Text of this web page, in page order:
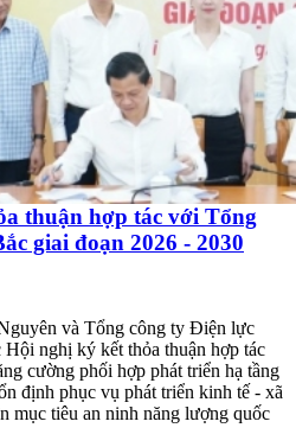
thuận hợp tác với Tổng
giai đoạn 2026 - 2030
và Tổng công ty Điện lực
nghị ký kết thỏa thuận hợp tác
cường phối hợp phát triển hạ tầng
định phục vụ phát triển kinh tế - xã
mục tiêu an ninh năng lượng quốc